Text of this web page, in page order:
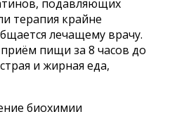
подавляющих
терапия крайне
лечащему врачу.
пищи за 8 часов до
и жирная еда,